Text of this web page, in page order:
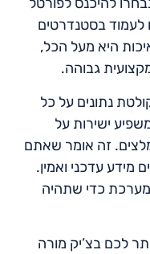
לעמוד בסטנדרטים
היא מעל הכל,
גבוהה.
נתונים על כל
ישירות על
זה אומר שאתם
מידע עדכני ואמין.
כדי שתהיה
לכם בצ’יק מורה